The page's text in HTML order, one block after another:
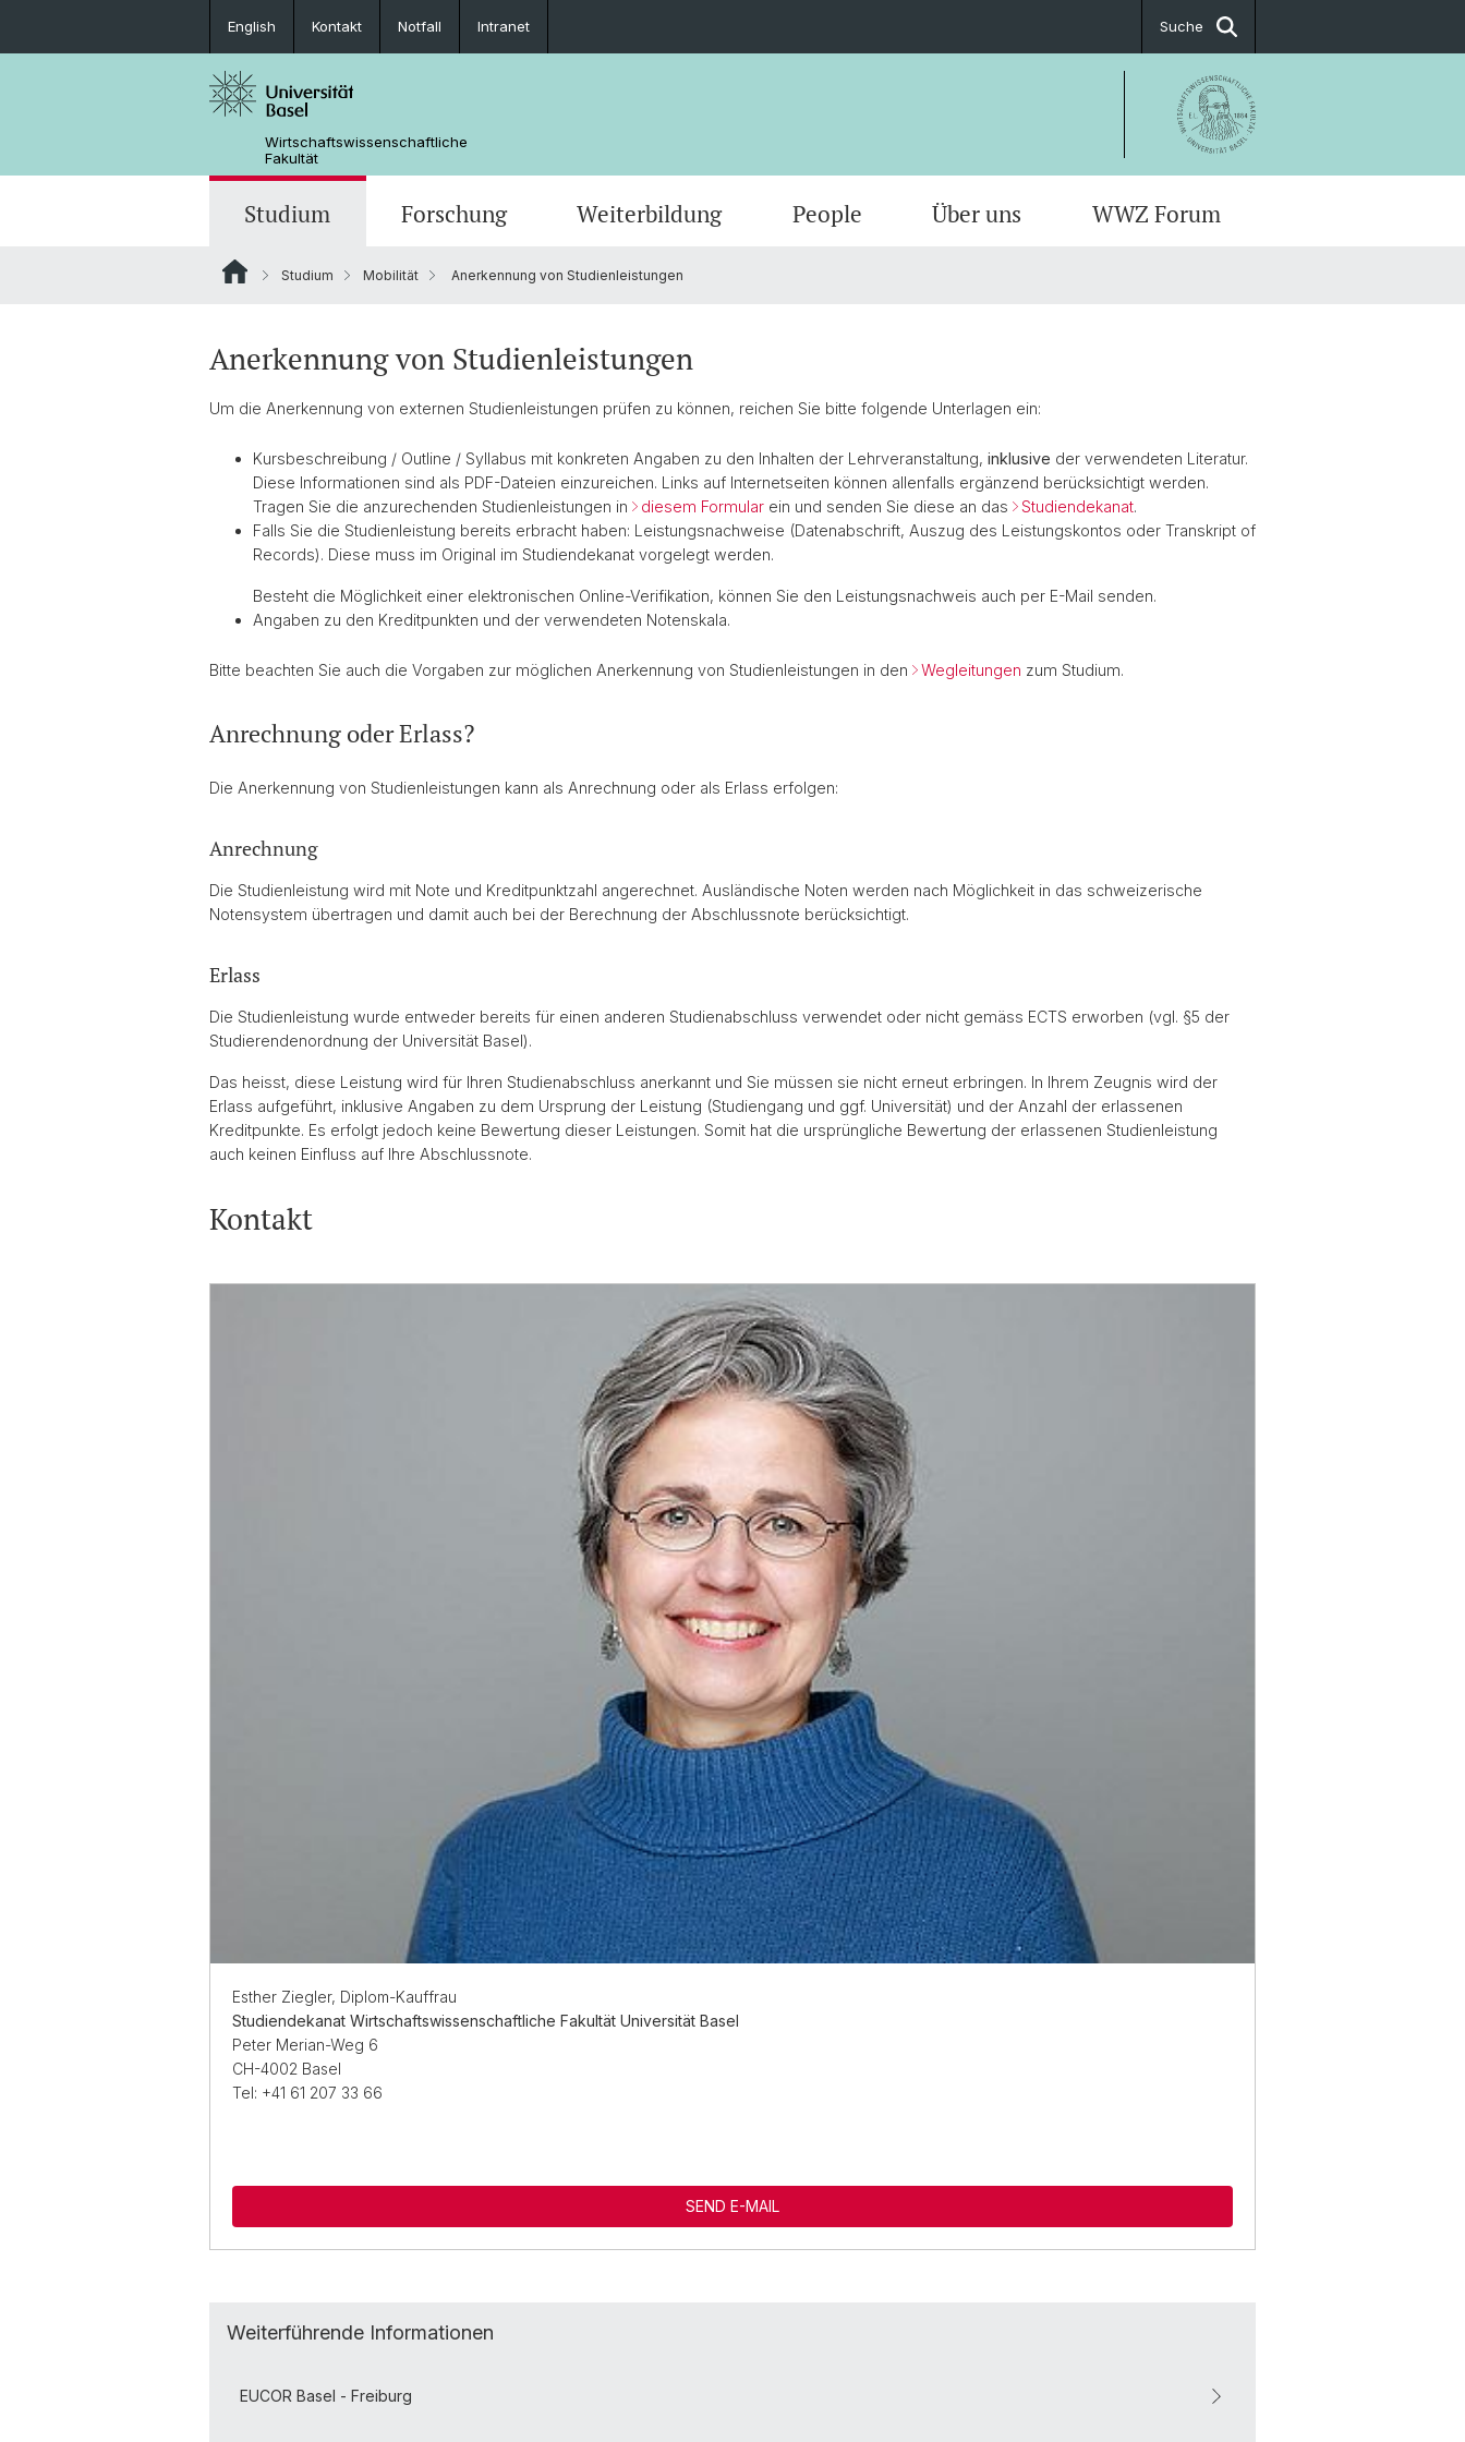
English Kontakt Notfall Intranet Suche
Wirtschaftswissenschaftliche
Fakultät
Studium Forschung Weiterbildung People Über uns WWZ Forum
Studium Mobilität Anerkennung von Studienleistungen
Anerkennung von Studienleistungen
Um die Anerkennung von externen Studienleistungen prüfen zu können, reichen Sie bitte folgende Unterlagen ein:
Kursbeschreibung / Outline / Syllabus mit konkreten Angaben zu den Inhalten der Lehrveranstaltung, inklusive der verwendeten Literatur.
Diese Informationen sind als PDF-Dateien einzureichen. Links auf Internetseiten können allenfalls ergänzend berücksichtigt werden.
Tragen Sie die anzurechenden Studienleistungen in
diesem Formular ein und senden Sie diese an das Studiendekanat.
Falls Sie die Studienleistung bereits erbracht haben: Leistungsnachweise (Datenabschrift, Auszug des Leistungskontos oder Transkript of
Records). Diese muss im Original im Studiendekanat vorgelegt werden.
Besteht die Möglichkeit einer elektronischen Online-Verifikation, können Sie den Leistungsnachweis auch per E-Mail senden.
Angaben zu den Kreditpunkten und der verwendeten Notenskala.
Bitte beachten Sie auch die Vorgaben zur möglichen Anerkennung von Studienleistungen in den Wegleitungen zum Studium.
Anrechnung oder Erlass?
Die Anerkennung von Studienleistungen kann als Anrechnung oder als Erlass erfolgen:
Anrechnung
Die Studienleistung wird mit Note und Kreditpunktzahl angerechnet. Ausländische Noten werden nach Möglichkeit in das schweizerische
Notensystem übertragen und damit auch bei der Berechnung der Abschlussnote berücksichtigt.
Erlass
Die Studienleistung wurde entweder bereits für einen anderen Studienabschluss verwendet oder nicht gemäss ECTS erworben (vgl. §5 der
Studierendenordnung der Universität Basel).
Das heisst, diese Leistung wird für Ihren Studienabschluss anerkannt und Sie müssen sie nicht erneut erbringen. In Ihrem Zeugnis wird der
Erlass aufgeführt, inklusive Angaben zu dem Ursprung der Leistung (Studiengang und ggf. Universität) und der Anzahl der erlassenen
Kreditpunkte. Es erfolgt jedoch keine Bewertung dieser Leistungen. Somit hat die ursprüngliche Bewertung der erlassenen Studienleistung
auch keinen Einfluss auf Ihre Abschlussnote.
Kontakt
Esther Ziegler, Diplom-Kauffrau
Studiendekanat Wirtschaftswissenschaftliche Fakultät Universität Basel
Peter Merian-Weg 6
CH-4002 Basel
Tel: +41 61 207 33 66
SEND E-MAIL
Weiterführende Informationen
EUCOR Basel - Freiburg